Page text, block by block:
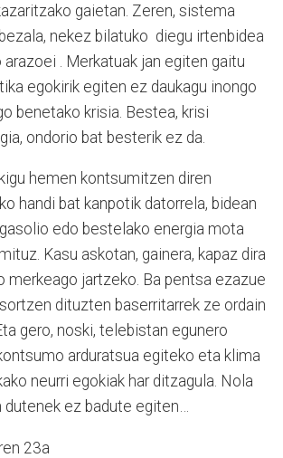
gaietan. Zeren, sistema
nekez bilatuko diegu irtenbidea
arazoei . Merkatuak jan egiten gaitu
egokirik egiten ez daukagu inongo
benetako krisia. Bestea, krisi
ondorio bat besterik ez da.
hemen kontsumitzen diren
handi bat kanpotik datorrela, bidean
edo bestelako energia mota
Kasu askotan, gainera, kapaz dira
merkeago jartzeko. Ba pentsa ezazue
dituzten baserritarrek ze ordain
gero, noski, telebistan egunero
arduratsua egiteko eta klima
neurri egokiak har ditzagula. Nola
dutenek ez badute egiten…
23a